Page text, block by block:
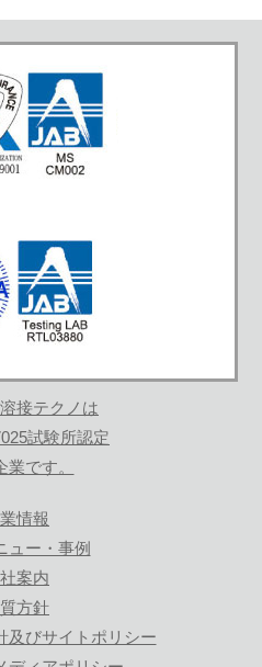
接テクノは
試験所認定
業です。
情報
ュー・事例
案内
方針
及びサイトポリシー